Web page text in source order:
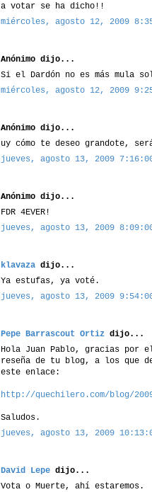
a votar se ha dicho!!
miércoles, agosto 12, 2009
Anónimo dijo...
Si el Dardón no es más mula
miércoles, agosto 12, 2009
Anónimo dijo...
uy cómo te deseo grandote,
jueves, agosto 13, 2009
Anónimo dijo...
FDR 4EVER!
jueves, agosto 13, 2009
klavaza dijo...
Ya estufas, ya voté.
jueves, agosto 13, 2009
Pepe Barrascout Ortiz dijo...
Hola Juan Pablo, gracias por
reseña de tu blog, a los que
este enlace:
http://quechilero.com/blog/
Saludos.
jueves, agosto 13, 2009
David Lepe dijo...
Vota o Muerte, ahí estaremos.